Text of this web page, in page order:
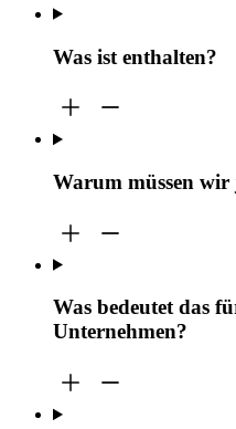
Was ist enthalten?
Warum müssen wir
Was bedeutet das
Unternehmen?